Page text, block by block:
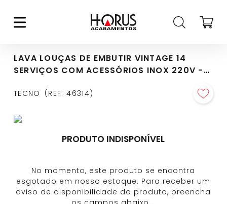
LAVA LOUÇAS DE EMBUTIR VINTAGE 14
SERVIÇOS COM ACESSÓRIOS INOX 220V -
TECNO REF:46314
PRODUTO INDISPONÍVEL